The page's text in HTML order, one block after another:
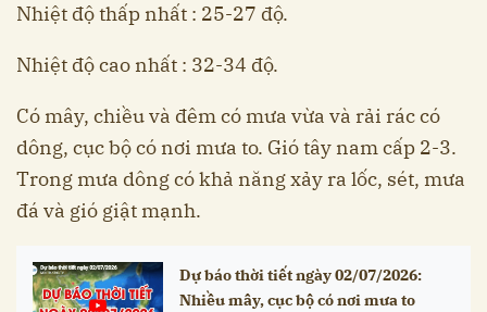
Nhiệt độ thấp nhất : 25-27 độ.
Nhiệt độ cao nhất : 32-34 độ.
Có mây, chiều và đêm có mưa vừa và rải rác có
dông, cục bộ có nơi mưa to. Gió tây nam cấp 2-3.
Trong mưa dông có khả năng xảy ra lốc, sét, mưa
đá và gió giật mạnh.
Dự báo thời tiết ngày 02/07/2026:
Nhiều mây, cục bộ có nơi mưa to